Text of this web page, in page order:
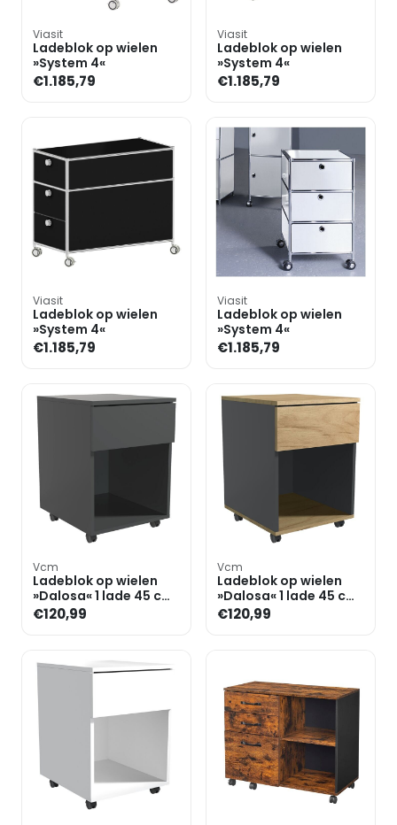
Viasit
Ladeblok op wielen
»System 4«
€1.185,79
Viasit
Ladeblok op wielen
»System 4«
€1.185,79
Viasit
Ladeblok op wielen
»System 4«
€1.185,79
Viasit
Ladeblok op wielen
»System 4«
€1.185,79
Vcm
Ladeblok op wielen
»Dalosa« 1 lade 45 cm
diep
€120,99
Vcm
Ladeblok op wielen
»Dalosa« 1 lade 45 cm
diep
€120,99